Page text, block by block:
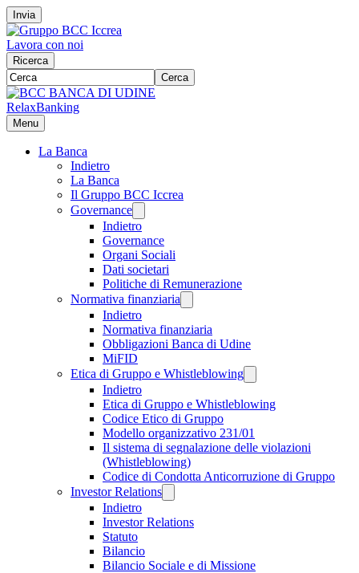
Invia
Lavora con noi
Ricerca
Cerca
RelaxBanking
Menu
La Banca
Indietro
La Banca
Il Gruppo BCC Iccrea
Governance
Indietro
Governance
Organi Sociali
Dati societari
Politiche di Remunerazione
Normativa finanziaria
Indietro
Normativa finanziaria
Obbligazioni Banca di Udine
MiFID
Etica di Gruppo e Whistleblowing
Indietro
Etica di Gruppo e Whistleblowing
Codice Etico di Gruppo
Modello organizzativo 231/01
Il sistema di segnalazione delle violazioni
(Whistleblowing)
Codice di Condotta Anticorruzione di Gruppo
Investor Relations
Indietro
Investor Relations
Statuto
Bilancio
Bilancio Sociale e di Missione